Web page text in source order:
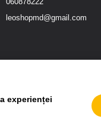
leoshopmd@gmail.com
experienței